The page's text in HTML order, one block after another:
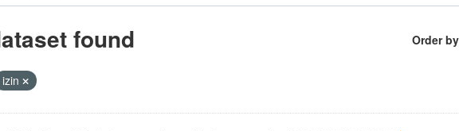
Order by
found
izin